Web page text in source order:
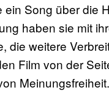
Song über die
haben sie mit
die weitere
Film von der
Meinungsfreiheit.